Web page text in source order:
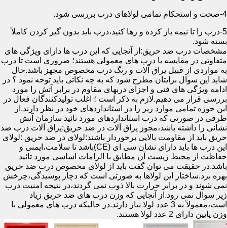
4-صحت و استحکام تمامی لولاهای درب بررسی شود.
5-درب را تا نیمه باز کرده و رها کنید،درب باید بدون گیر کردن کاملاً
بسته شود.
مشخصات درب ضد حریق:از آنجایی که این درب ها دارای ویژگی های
متفاوتی در مقایسه با درب های معمولی هستند؛ ضروری است تا درب
به مواردی از قبیل یراق آلات و رنگ درب مخصوص مجهز باشد.حال
شاید این سوال برایتان مطرح شود که به چه نکاتی باید توجه نمود ؟ در
ادامه ویژگی های فنی و اجزای دربهای مقاوم در برابر آتش را مورد
بررسی قرار می دهیم.لازم به ذکر است ؛ اغلب تولیدکنندگان فعال در
این حوزه تمامی موارد زیر را در استانداردهای خود در نظر دارند.از
طرفی در صورتی که درب استانداردهای مورد تائید سازمان آتش
نشانی را داشته باشد،مجوز یراق آلات در ضد حریق:یراق آلات درب ضد
حریق باید از مقاومت بالایی برخوردار باشند:لولای در ضد حریق :لولای
این درب ها باید دارای نشان سی ای (CE)باشد تا سلامت،ایمنی و
حفاظت از محیط زیست آن مطابق با الزامات اساسی مورد تائید
باشد.در حقیقت می توان گفت باید از لولای مخصوص درب ضد حریق
بهره برد.ساختار این لولاها به صورتی است که دچار پوسیدگی،چرخش
نمی شوند و در برابر حرارت بالا ذوب نمی گردند،در نتیجه امنیت درب
زیر سوال نمی رود.از آنجایی که وزن درب های ضد حریق زیاد
است،معمولاً به 3 عدد لولا نیاز دارند.در حالیکه درب های معمولی با
وزن پایین دارای 2 عدد لولا هستند.